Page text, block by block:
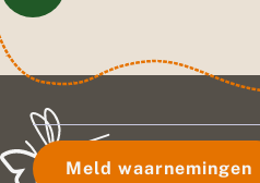
Meld waarnemingen
© 2026